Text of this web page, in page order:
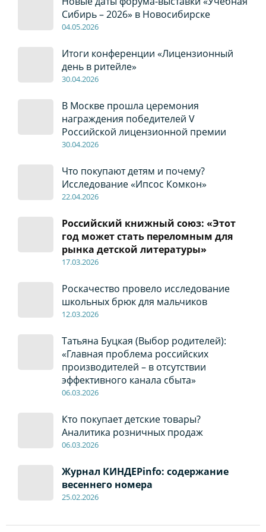
Сибирь – 2026» в Новосибирске
04.05.2026
Итоги конференции «Лицензионный
день в ритейле»
30.04.2026
В Москве прошла церемония
награждения победителей V
Российской лицензионной премии
30.04.2026
Что покупают детям и почему?
Исследование «Ипсос Комкон»
22.04.2026
Российский книжный союз: «Этот
год может стать переломным для
рынка детской литературы»
17.03.2026
Роскачество провело исследование
школьных брюк для мальчиков
12.03.2026
Татьяна Буцкая (Выбор родителей):
«Главная проблема российских
производителей – в отсутствии
эффективного канала сбыта»
06.03.2026
Кто покупает детские товары?
Аналитика розничных продаж
06.03.2026
Журнал КИНДЕРinfo: содержание
весеннего номера
25.02.2026